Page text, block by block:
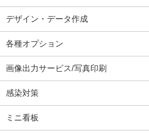
デザイン・データ作成
各種オプション
画像出力サービス/写真印刷
感染対策
ミニ看板